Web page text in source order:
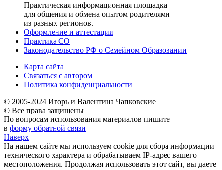
Практическая информационная площадка
для общения и обмена опытом родителями
из разных регионов.
Оформление и аттестации
Практика СО
Законодательство РФ о Семейном Образовании
Карта сайта
Связаться с автором
Политика конфиденциальности
© 2005-2024 Игорь и Валентина Чапковские
© Все права защищены
По вопросам использования материалов пишите
в форму обратной связи
Наверх
На нашем сайте мы используем cookie для сбора информации
технического характера и обрабатываем IP-адрес вашего
местоположения. Продолжая использовать этот сайт, вы даете